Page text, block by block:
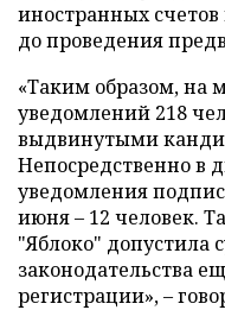
иностранных
до проведения
«Таким образом, на
уведомлений 218
выдвинутыми
Непосредственно в
уведомления
июня – 12 человек.
"Яблоко" допустила
законодательства
регистрации», –